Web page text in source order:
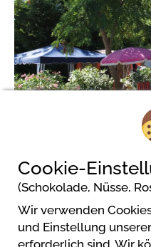
101
Cookie-
(Schokolade, Nüsse,
Wir verwenden
und Einstellung
erforderlich sind. Wir